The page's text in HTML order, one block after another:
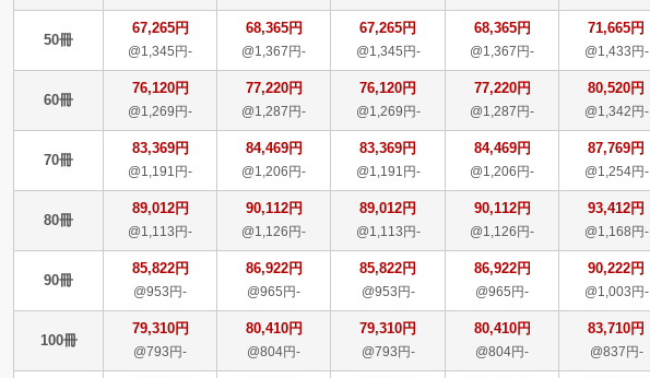
50冊
67,265円
@1,345円-
68,365円
@1,367円-
67,265円
@1,345円-
68,365円
@1,367円-
71,665円
@1,433円-
60冊
76,120円
@1,269円-
77,220円
@1,287円-
76,120円
@1,269円-
77,220円
@1,287円-
80,520円
@1,342円-
70冊
83,369円
@1,191円-
84,469円
@1,206円-
83,369円
@1,191円-
84,469円
@1,206円-
87,769円
@1,254円-
80冊
89,012円
@1,113円-
90,112円
@1,126円-
89,012円
@1,113円-
90,112円
@1,126円-
93,412円
@1,168円-
90冊
85,822円
@953円-
86,922円
@965円-
85,822円
@953円-
86,922円
@965円-
90,222円
@1,003円-
100冊
79,310円
@793円-
80,410円
@804円-
79,310円
@793円-
80,410円
@804円-
83,710円
@837円-